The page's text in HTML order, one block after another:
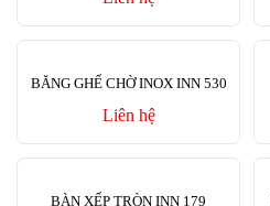
BĂNG GHẾ CHỜ INOX INN 530
Liên hệ
BÀN XẾP TRÒN INN 179